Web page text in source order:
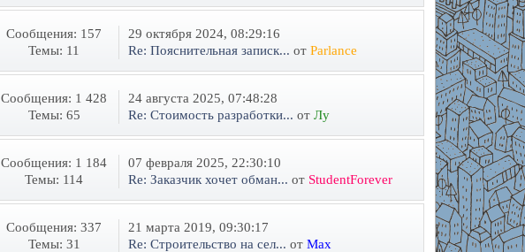
Сообщения: 157
Темы: 11
29 октября 2024, 08:29:16
Re: Пояснительная записк... от Parlance
Сообщения: 1 428
Темы: 65
24 августа 2025, 07:48:28
Re: Стоимость разработки... от Лу
Сообщения: 1 184
Темы: 114
07 февраля 2025, 22:30:10
Re: Заказчик хочет обман... от StudentForever
Сообщения: 337
Темы: 31
21 марта 2019, 09:30:17
Re: Строительство на сел... от Max